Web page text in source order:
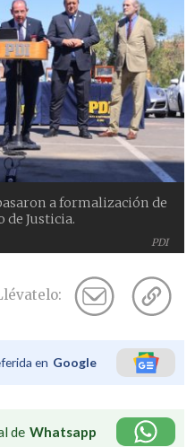
PDI
a formalización de
de Justicia.
en Google
de Whatsapp